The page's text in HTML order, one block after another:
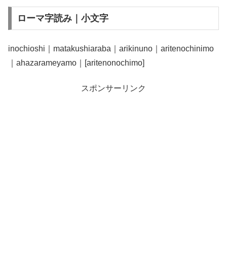
ローマ字読み｜小文字
inochioshi｜matakushiaraba｜arikinuno｜aritenochinimo
｜ahazarameyamo｜[aritenonochimo]
スポンサーリンク